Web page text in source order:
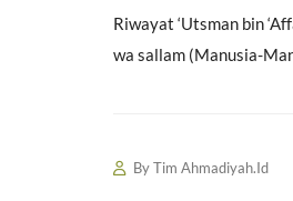
Riwayat ‘Utsman bin
wa sallam (Manusia-
ByTim Ahmadiyah.Id